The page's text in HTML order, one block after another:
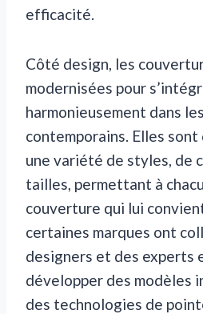
efficacité.
Côté design, les
modernisées pour
harmonieusement dans
contemporains. Elles sont
une variété de styles, de
tailles, permettant à
couverture qui lui
certaines marques ont
designers et des experts
développer des modèles
des technologies de